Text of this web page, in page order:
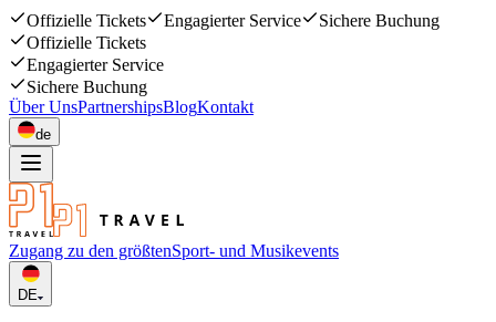
Offizielle Tickets Engagierter Service
Sichere Buchung
Offizielle Tickets
Engagierter Service
Sichere Buchung
Über UnsPartnershipsBlogKontakt
de
Zugang zu den größtenSport- und Musikevents
DE